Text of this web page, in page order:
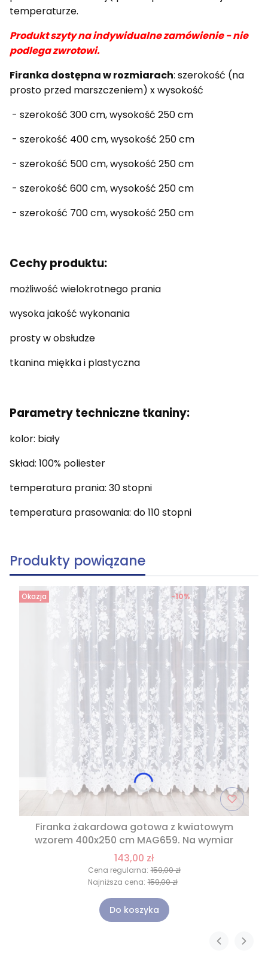
temperaturze.
Produkt szyty na indywidualne zamówienie - nie
podlega zwrotowi.
Firanka dostępna w rozmiarach: szerokość (na
prosto przed marszczeniem) x wysokość
- szerokość 300 cm, wysokość 250 cm
- szerokość 400 cm, wysokość 250 cm
- szerokość 500 cm, wysokość 250 cm
- szerokość 600 cm, wysokość 250 cm
- szerokość 700 cm, wysokość 250 cm
Cechy produktu:
możliwość wielokrotnego prania
wysoka jakość wykonania
prosty w obsłudze
tkanina miękka i plastyczna
Parametry techniczne tkaniny:
kolor: biały
Skład: 100% poliester
temperatura prania: 30 stopni
temperatura prasowania: do 110 stopni
Produkty powiązane
Okazja
Firanka żakardowa gotowa z kwiatowym
wzorem 400x250 cm MAG659. Na wymiar
143,00 zł
Cena regularna: 159,00 zł
-10%
Najniższa cena: 159,00 zł
Do koszyka